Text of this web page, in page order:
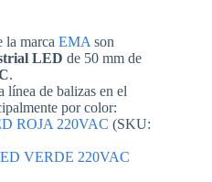
la marca EMA son
LED de 50 mm de
.
línea de balizas en el
por color:
ROJA 220VAC (SKU:
VERDE 220VAC